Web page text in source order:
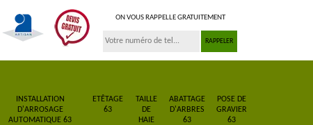
ON VOUS RAPPELLE GRATUITEMENT
INSTALLATION
D'ARROSAGE
AUTOMATIQUE 63
ETÊTAGE
63
TAILLE
DE
HAIE
ABATTAGE
D'ARBRES
63
POSE DE
GRAVIER
63